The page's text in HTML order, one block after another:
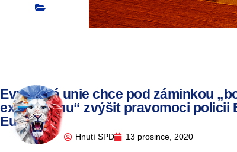
Evropská unie chce pod záminkou
extremismu“ zvýšit pravomoci policii
Europolu
Hnutí SPD 13 prosince, 2020